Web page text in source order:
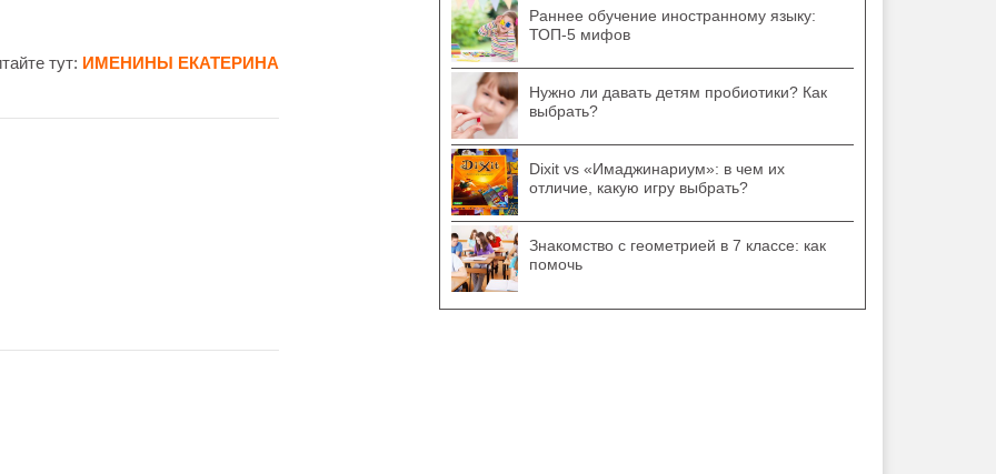
тут: ИМЕНИНЫ ЕКАТЕРИНА
Раннее обучение иностранному языку:
ТОП-5 мифов
Нужно ли давать детям пробиотики? Как
выбрать?
Dixit vs «Имаджинариум»: в чем их
отличие, какую игру выбрать?
Знакомство с геометрией в 7 классе: как
помочь